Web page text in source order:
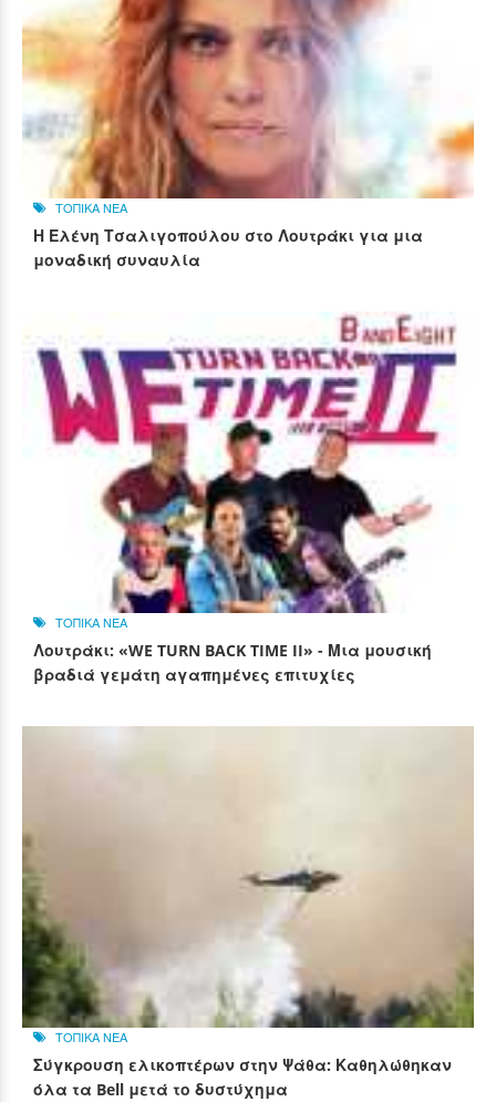
ΤΟΠΙΚΑ ΝΕΑ
Η Ελένη Τσαλιγοπούλου στο Λουτράκι για μια
μοναδική συναυλία
ΤΟΠΙΚΑ ΝΕΑ
Λουτράκι: «WE TURN BACK TIME II» - Μια μουσική
βραδιά γεμάτη αγαπημένες επιτυχίες
ΤΟΠΙΚΑ ΝΕΑ
Σύγκρουση ελικοπτέρων στην Ψάθα: Καθηλώθηκαν
όλα τα Bell μετά το δυστύχημα